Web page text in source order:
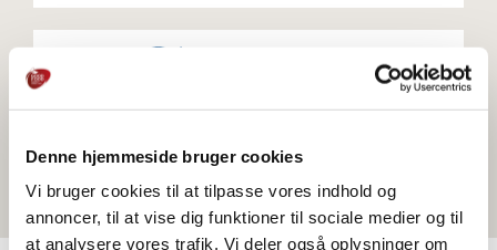
Denne hjemmeside bruger cookies
Vi bruger cookies til at tilpasse vores indhold og
annoncer, til at vise dig funktioner til sociale medier og til
at analysere vores trafik. Vi deler også oplysninger om
Gå til webshop